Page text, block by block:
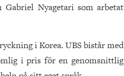
Nyagetari som arbetat
i Korea. UBS bistår med
i pris för en genomsnittlig